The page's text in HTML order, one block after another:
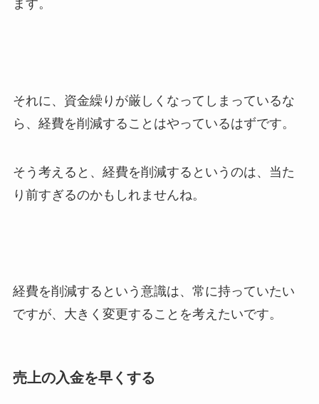
ます。
それに、資金繰りが厳しくなってしまっているな
ら、経費を削減することはやっているはずです。
そう考えると、経費を削減するというのは、当た
り前すぎるのかもしれませんね。
経費を削減するという意識は、常に持っていたい
ですが、大きく変更することを考えたいです。
売上の入金を早くする